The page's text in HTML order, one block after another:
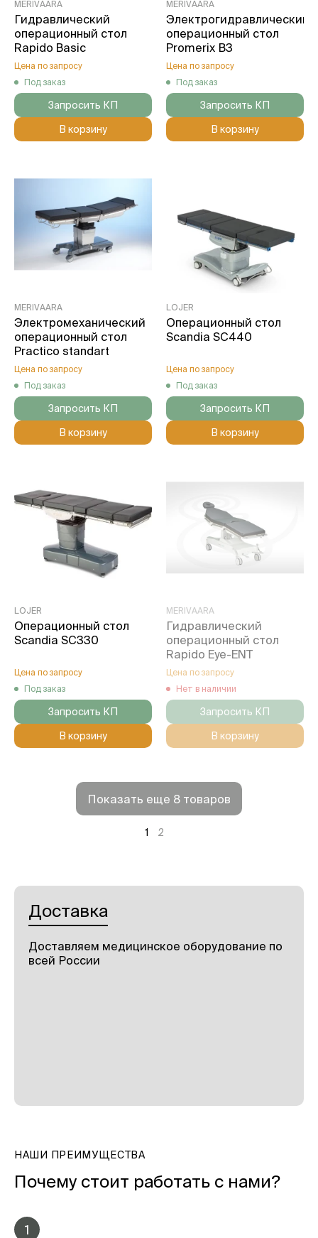
MERIVAARA
Гидравлический
операционный стол
Rapido Basic
Цена по запросу
Под заказ
Запросить КП
В корзину
MERIVAARA
Электрогидравлический
операционный стол
Promerix В3
Цена по запросу
Под заказ
Запросить КП
В корзину
MERIVAARA
Электромеханический
операционный стол
Practico standart
Цена по запросу
Под заказ
Запросить КП
В корзину
LOJER
Операционный стол
Scandia SC440
Цена по запросу
Под заказ
Запросить КП
В корзину
LOJER
Операционный стол
Scandia SC330
Цена по запросу
Под заказ
Запросить КП
В корзину
MERIVAARA
Гидравлический
операционный стол
Rapido Eye-ENT
Цена по запросу
Нет в наличии
Запросить КП
В корзину
Показать еще 8 товаров
1 2
Доставка
Доставляем медицинское оборудование по
всей России
НАШИ ПРЕИМУЩЕСТВА
Почему стоит работать с нами?
1